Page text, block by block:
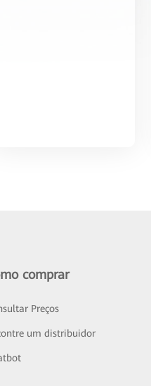
comprar
Preços
um distribuidor